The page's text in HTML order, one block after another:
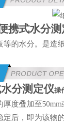
携式水分测
的水分。是造
分测定仪操
度叠加至
后，即为该物